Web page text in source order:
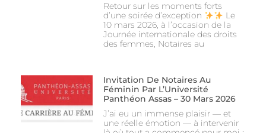
Retour sur les moments forts
d’une soirée d’exception
Le
10 mars 2026, à l’occasion de la
Journée internationale des droits
des femmes, Notaires au
Invitation De Notaires Au
Féminin Par L’Université
Panthéon Assas – 30 Mars 2026
J’ai eu un immense plaisir — et
une réelle émotion — à intervenir